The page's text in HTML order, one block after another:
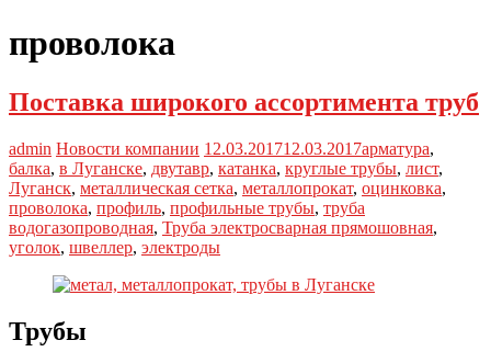
проволока
Поставка широкого ассортимента труб
admin Новости компании 12.03.201712.03.2017арматура,
балка, в Луганске, двутавр, катанка, круглые трубы, лист,
Луганск, металлическая сетка, металлопрокат, оцинковка,
проволока, профиль, профильные трубы, труба
водогазопроводная, Труба электросварная прямошовная,
уголок, швеллер, электроды
Трубы